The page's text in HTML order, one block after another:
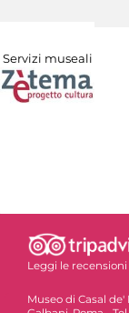
Servizi museali
Leggi le recensioni
Museo di Casal de'